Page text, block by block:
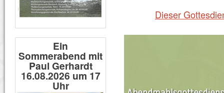
Dieser
Ein
Sommerabend mit
Paul Gerhardt
16.08.2026 um 17
Uhr